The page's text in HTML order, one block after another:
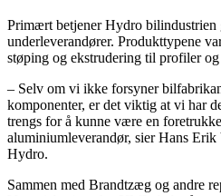
Primært betjener Hydro bilindustrien
underleverandører. Produkttypene
støping og ekstrudering til profiler og
– Selv om vi ikke forsyner
komponenter, er det viktig at vi har
trengs for å kunne være en
aluminiumleverandør, sier Hans
Hydro.
Sammen med Brandtzæg og andre